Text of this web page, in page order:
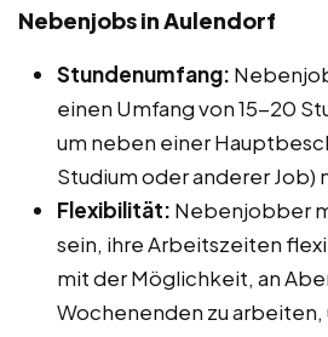
Nebenjobs in Aulendorf
Stundenumfang:
einen Umfang von 15-20
um neben einer
Studium oder anderer Job)
Flexibilität: Nebenjobber
sein, ihre Arbeitszeiten
mit der Möglichkeit, an
Wochenenden zu arbeiten,